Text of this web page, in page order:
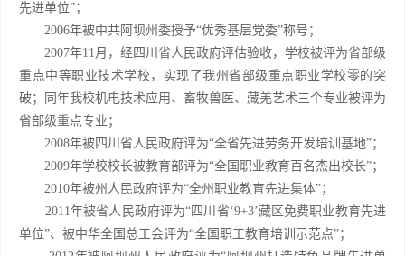
先进单位”；
2006年被中共阿坝州委授予“优秀基层党委”称号；
2007年11月，经四川省人民政府评估验收，学校被评为省部级
重点中等职业技术学校，实现了我州省部级重点职业学校零的突
破；同年我校机电技术应用、畜牧兽医、藏羌艺术三个专业被评为
省部级重点专业；
2008年被四川省人民政府评为“全省先进劳务开发培训基地”；
2009年学校校长被教育部评为“全国职业教育百名杰出校长”；
2010年被州人民政府评为“全州职业教育先进集体”；
2011年被省人民政府评为“四川省‘9+3’藏区免费职业教育先进
单位”、被中华全国总工会评为“全国职工教育培训示范点”；